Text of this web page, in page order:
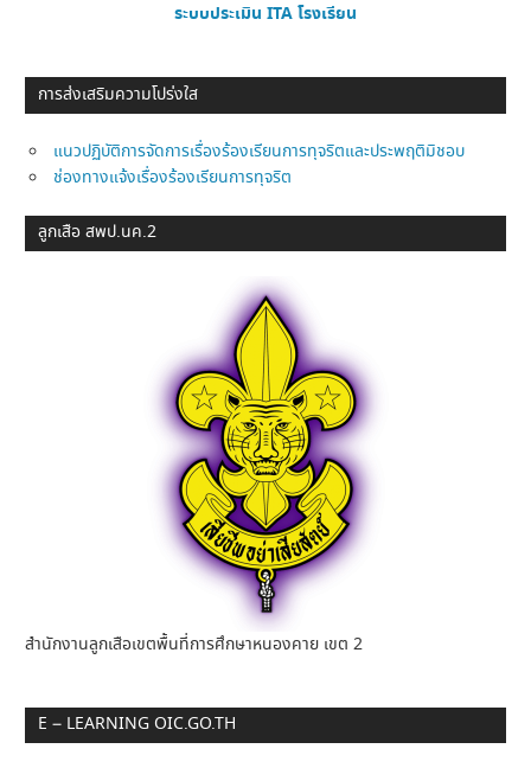
ระบบประเมิน ITA โรงเรียน
การส่งเสริมความโปร่งใส
แนวปฏิบัติการจัดการเรื่องร้องเรียนการทุจริตและประพฤติมิชอบ
ช่องทางแจ้งเรื่องร้องเรียนการทุจริต
ลูกเสือ สพป.นค.2
สำนักงานลูกเสือเขตพื้นที่การศึกษาหนองคาย เขต 2
E – LEARNING OIC.GO.TH